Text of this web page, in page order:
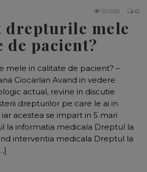
0
131658
drepturile mele
de pacient?
mele in calitate de pacient? –
Ciocarlan Avand in vedere
actual, revine in discutie
drepturilor pe care le ai in
acestea se impart in 5 mari
informatia medicala Dreptul la
interventia medicala Dreptul la